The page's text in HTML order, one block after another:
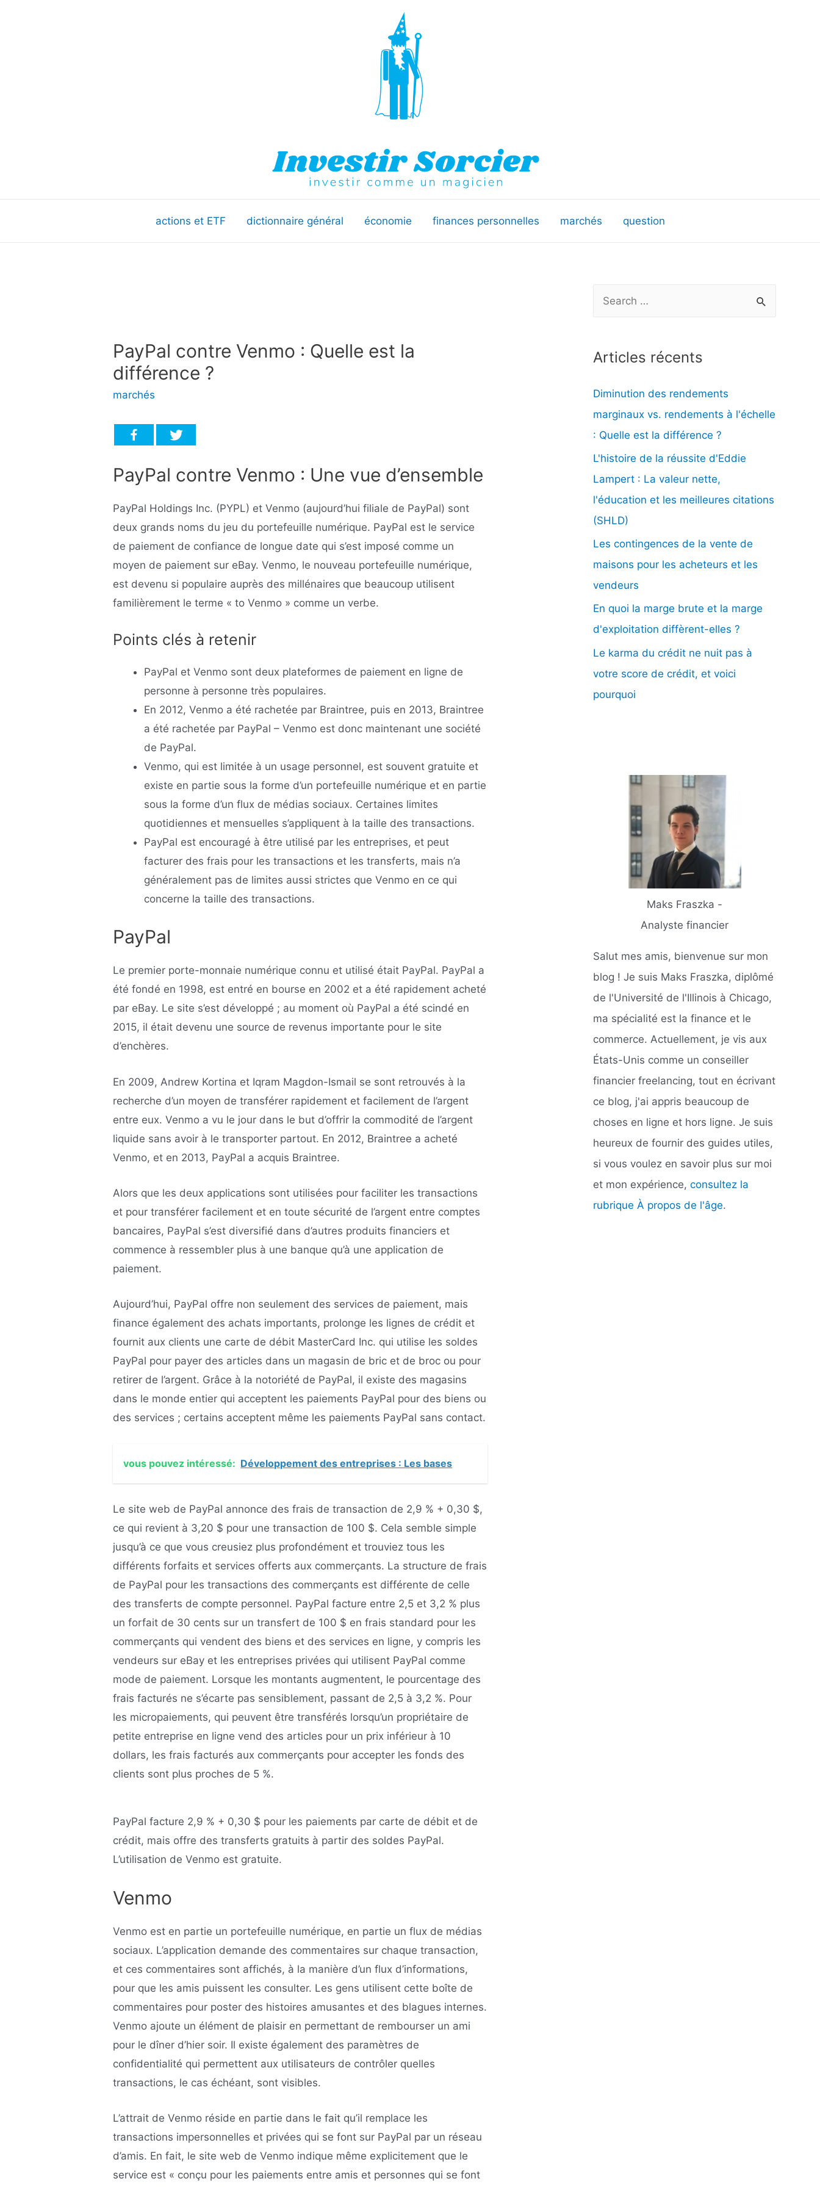
actions et ETF dictionnaire général économie finances personnelles marchés question
PayPal contre Venmo : Quelle est la
différence ?
marchés
PayPal contre Venmo : Une vue d’ensemble
PayPal Holdings Inc. (PYPL) et Venmo (aujourd’hui filiale de PayPal) sont
deux grands noms du jeu du portefeuille numérique. PayPal est le service
de paiement de confiance de longue date qui s’est imposé comme un
moyen de paiement sur eBay. Venmo, le nouveau portefeuille numérique,
est devenu si populaire auprès des millénaires que beaucoup utilisent
familièrement le terme « to Venmo » comme un verbe.
Points clés à retenir
PayPal et Venmo sont deux plateformes de paiement en ligne de
personne à personne très populaires.
En 2012, Venmo a été rachetée par Braintree, puis en 2013, Braintree
a été rachetée par PayPal – Venmo est donc maintenant une société
de PayPal.
Venmo, qui est limitée à un usage personnel, est souvent gratuite et
existe en partie sous la forme d’un portefeuille numérique et en partie
sous la forme d’un flux de médias sociaux. Certaines limites
quotidiennes et mensuelles s’appliquent à la taille des transactions.
PayPal est encouragé à être utilisé par les entreprises, et peut
facturer des frais pour les transactions et les transferts, mais n’a
généralement pas de limites aussi strictes que Venmo en ce qui
concerne la taille des transactions.
PayPal
Le premier porte-monnaie numérique connu et utilisé était PayPal. PayPal a
été fondé en 1998, est entré en bourse en 2002 et a été rapidement acheté
par eBay. Le site s’est développé ; au moment où PayPal a été scindé en
2015, il était devenu une source de revenus importante pour le site
d’enchères.
En 2009, Andrew Kortina et Iqram Magdon-Ismail se sont retrouvés à la
recherche d’un moyen de transférer rapidement et facilement de l’argent
entre eux. Venmo a vu le jour dans le but d’offrir la commodité de l’argent
liquide sans avoir à le transporter partout. En 2012, Braintree a acheté
Venmo, et en 2013, PayPal a acquis Braintree.
Alors que les deux applications sont utilisées pour faciliter les transactions
et pour transférer facilement et en toute sécurité de l’argent entre comptes
bancaires, PayPal s’est diversifié dans d’autres produits financiers et
commence à ressembler plus à une banque qu’à une application de
paiement.
Aujourd’hui, PayPal offre non seulement des services de paiement, mais
finance également des achats importants, prolonge les lignes de crédit et
fournit aux clients une carte de débit MasterCard Inc. qui utilise les soldes
PayPal pour payer des articles dans un magasin de bric et de broc ou pour
retirer de l’argent. Grâce à la notoriété de PayPal, il existe des magasins
dans le monde entier qui acceptent les paiements PayPal pour des biens ou
des services ; certains acceptent même les paiements PayPal sans contact.
vous pouvez intéressé: Développement des entreprises : Les bases
Le site web de PayPal annonce des frais de transaction de 2,9 % + 0,30 $,
ce qui revient à 3,20 $ pour une transaction de 100 $. Cela semble simple
jusqu’à ce que vous creusiez plus profondément et trouviez tous les
différents forfaits et services offerts aux commerçants. La structure de frais
de PayPal pour les transactions des commerçants est différente de celle
des transferts de compte personnel. PayPal facture entre 2,5 et 3,2 % plus
un forfait de 30 cents sur un transfert de 100 $ en frais standard pour les
commerçants qui vendent des biens et des services en ligne, y compris les
vendeurs sur eBay et les entreprises privées qui utilisent PayPal comme
mode de paiement. Lorsque les montants augmentent, le pourcentage des
frais facturés ne s’écarte pas sensiblement, passant de 2,5 à 3,2 %. Pour
les micropaiements, qui peuvent être transférés lorsqu’un propriétaire de
petite entreprise en ligne vend des articles pour un prix inférieur à 10
dollars, les frais facturés aux commerçants pour accepter les fonds des
clients sont plus proches de 5 %.
PayPal facture 2,9 % + 0,30 $ pour les paiements par carte de débit et de
crédit, mais offre des transferts gratuits à partir des soldes PayPal.
L’utilisation de Venmo est gratuite.
Venmo
Venmo est en partie un portefeuille numérique, en partie un flux de médias
sociaux. L’application demande des commentaires sur chaque transaction,
et ces commentaires sont affichés, à la manière d’un flux d’informations,
pour que les amis puissent les consulter. Les gens utilisent cette boîte de
commentaires pour poster des histoires amusantes et des blagues internes.
Venmo ajoute un élément de plaisir en permettant de rembourser un ami
pour le dîner d’hier soir. Il existe également des paramètres de
confidentialité qui permettent aux utilisateurs de contrôler quelles
transactions, le cas échéant, sont visibles.
L’attrait de Venmo réside en partie dans le fait qu’il remplace les
transactions impersonnelles et privées qui se font sur PayPal par un réseau
d’amis. En fait, le site web de Venmo indique même explicitement que le
service est « conçu pour les paiements entre amis et personnes qui se font
h
r
c
h
e
r
:
Articles récents
Diminution des rendements
marginaux vs. rendements à l'échelle
: Quelle est la différence ?
L'histoire de la réussite d'Eddie
Lampert : La valeur nette,
l'éducation et les meilleures citations
(SHLD)
Les contingences de la vente de
maisons pour les acheteurs et les
vendeurs
En quoi la marge brute et la marge
d'exploitation diffèrent-elles ?
Le karma du crédit ne nuit pas à
votre score de crédit, et voici
pourquoi
Maks Fraszka -
Analyste financier
Salut mes amis, bienvenue sur mon
blog ! Je suis Maks Fraszka, diplômé
de l'Université de l'Illinois à Chicago,
ma spécialité est la finance et le
commerce. Actuellement, je vis aux
États-Unis comme un conseiller
financier freelancing, tout en écrivant
ce blog, j'ai appris beaucoup de
choses en ligne et hors ligne. Je suis
heureux de fournir des guides utiles,
si vous voulez en savoir plus sur moi
et mon expérience, consultez la
rubrique À propos de l'âge.